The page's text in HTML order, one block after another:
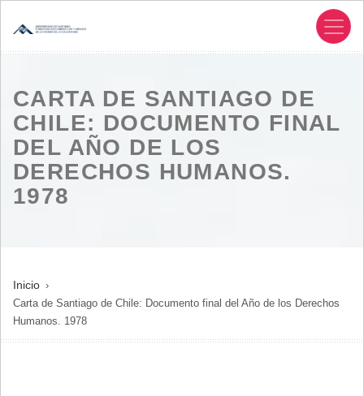
CARTA DE SANTIAGO DE
CHILE: DOCUMENTO FINAL
DEL AÑO DE LOS
DERECHOS HUMANOS.
1978
SOBRESCRIBIR
ENLACES
DE
Inicio
Carta de Santiago de Chile: Documento final del Año de los Derechos
Humanos. 1978